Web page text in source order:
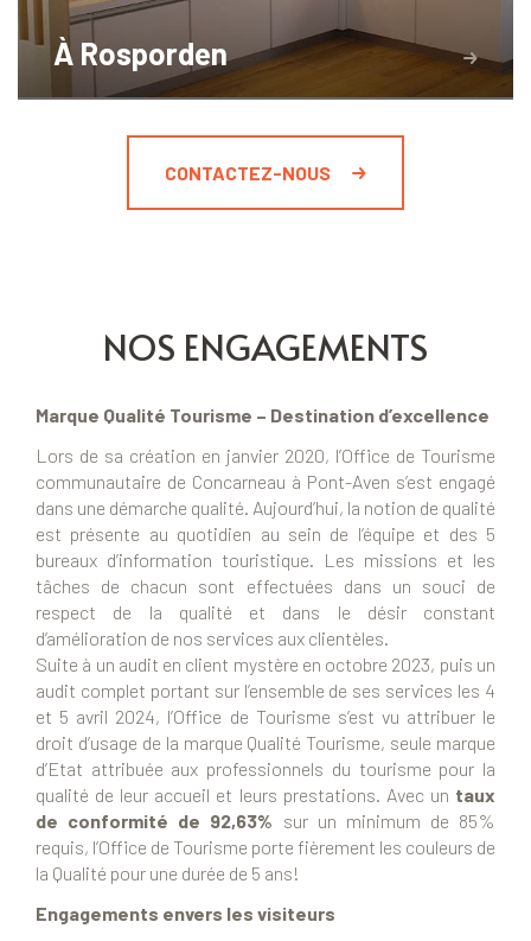
À Rosporden
CONTACTEZ-NOUS
NOS ENGAGEMENTS
Marque Qualité Tourisme – Destination d’excellence
Lors de sa création en janvier 2020, l’Office de Tourisme
communautaire de Concarneau à Pont-Aven s’est engagé
dans une démarche qualité. Aujourd’hui, la notion de qualité
est présente au quotidien au sein de l’équipe et des 5
bureaux d’information touristique. Les missions et les
tâches de chacun sont effectuées dans un souci de
respect de la qualité et dans le désir constant
d’amélioration de nos services aux clientèles.
Suite à un audit en client mystère en octobre 2023, puis un
audit complet portant sur l’ensemble de ses services les 4
et 5 avril 2024, l’Office de Tourisme s’est vu attribuer le
droit d’usage de la marque Qualité Tourisme, seule marque
d’Etat attribuée aux professionnels du tourisme pour la
qualité de leur accueil et leurs prestations. Avec un taux
de conformité de 92,63% sur un minimum de 85%
requis, l’Office de Tourisme porte fièrement les couleurs de
la Qualité pour une durée de 5 ans!
Engagements envers les visiteurs